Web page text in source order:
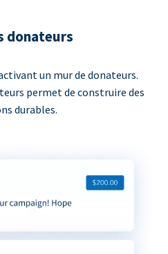
donateurs
un mur de donateurs.
permet de construire des
durables.